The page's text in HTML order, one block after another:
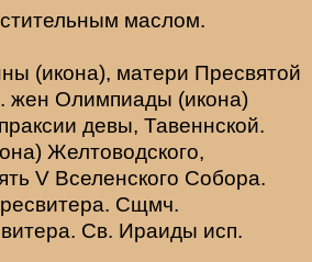
маслом.
(икона), матери Пресвятой
жен Олимпиады (икона)
девы, Тавеннской.
) Желтоводского,
V Вселенского Собора.
Сщмч.
Св. Ираиды исп.